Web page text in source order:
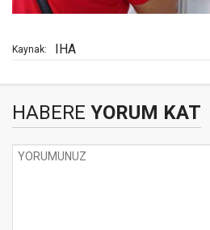
Kaynak: IHA
HABERE YORUM KAT